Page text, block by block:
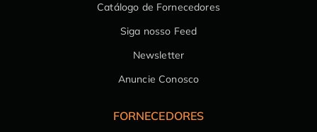
Catálogo de Fornecedores
Siga nosso Feed
Newsletter
Anuncie Conosco
FORNECEDORES